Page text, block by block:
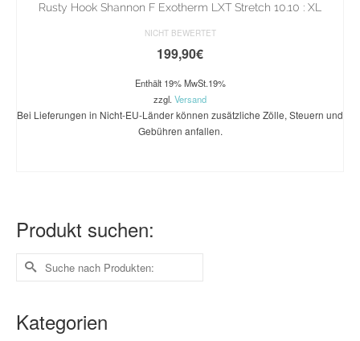
Rusty Hook Shannon F Exotherm LXT Stretch 10.10 : XL
NICHT BEWERTET
199,90€
Enthält 19% MwSt.19%
zzgl. Versand
Bei Lieferungen in Nicht-EU-Länder können zusätzliche Zölle, Steuern und
Gebühren anfallen.
Produkt suchen:
Suche
nach:
Kategorien